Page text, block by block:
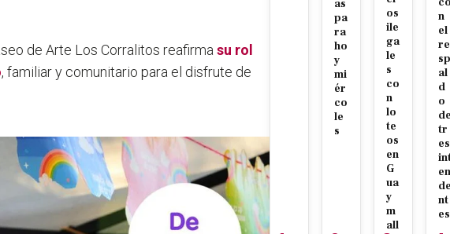
de Arte Los Corralitos reafirmasu rol
, familiar y comunitario para el disfrute de
as
pa
ra
ho
y
mi
ér
co
le
s
os
ile
ga
le
s
co
n
lo
te
os
en
G
ua
y
m
all
n
el
re
sp
al
d
o
tr
es
en
nt
es